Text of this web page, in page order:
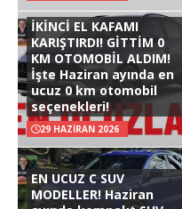
İKİNCİ EL KAFAMI
KARIŞTIRDI! GİTTİM 0
KM OTOMOBİL ALDIM!
İşte Haziran ayında en
ucuz 0 km otomobil
seçenekleri!
29 HAZIRAN 2026
EN UCUZ C SUV
MODELLER! Haziran